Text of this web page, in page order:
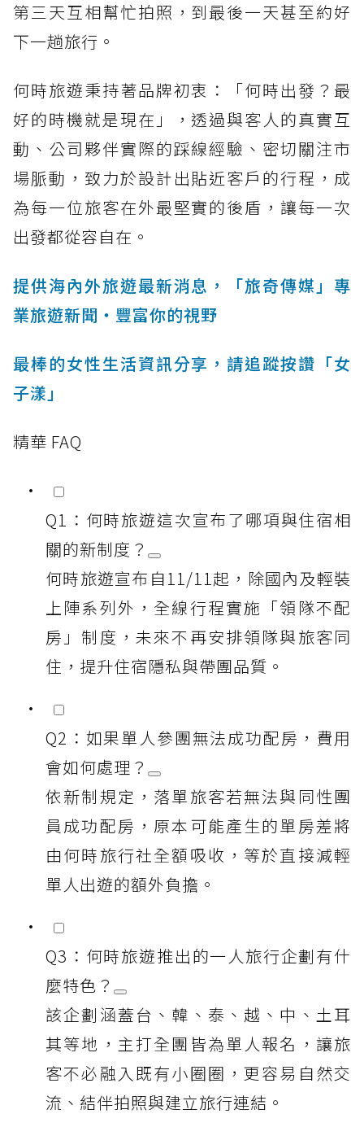
第三天互相幫忙拍照，到最後一天甚至約好
下一趟旅行。
何時旅遊秉持著品牌初衷：「何時出發？最
好的時機就是現在」，透過與客人的真實互
動、公司夥伴實際的踩線經驗、密切關注市
場脈動，致力於設計出貼近客戶的行程，成
為每一位旅客在外最堅實的後盾，讓每一次
出發都從容自在。
提供海內外旅遊最新消息，「旅奇傳媒」專
業旅遊新聞‧豐富你的視野
最棒的女性生活資訊分享，請追蹤按讚「女
子漾」
精華 FAQ
Q1：何時旅遊這次宣布了哪項與住宿相
關的新制度？
何時旅遊宣布自11/11起，除國內及輕裝
上陣系列外，全線行程實施「領隊不配
房」制度，未來不再安排領隊與旅客同
住，提升住宿隱私與帶團品質。
Q2：如果單人參團無法成功配房，費用
會如何處理？
依新制規定，落單旅客若無法與同性團
員成功配房，原本可能產生的單房差將
由何時旅行社全額吸收，等於直接減輕
單人出遊的額外負擔。
Q3：何時旅遊推出的一人旅行企劃有什
麼特色？
該企劃涵蓋台、韓、泰、越、中、土耳
其等地，主打全團皆為單人報名，讓旅
客不必融入既有小圈圈，更容易自然交
流、結伴拍照與建立旅行連結。